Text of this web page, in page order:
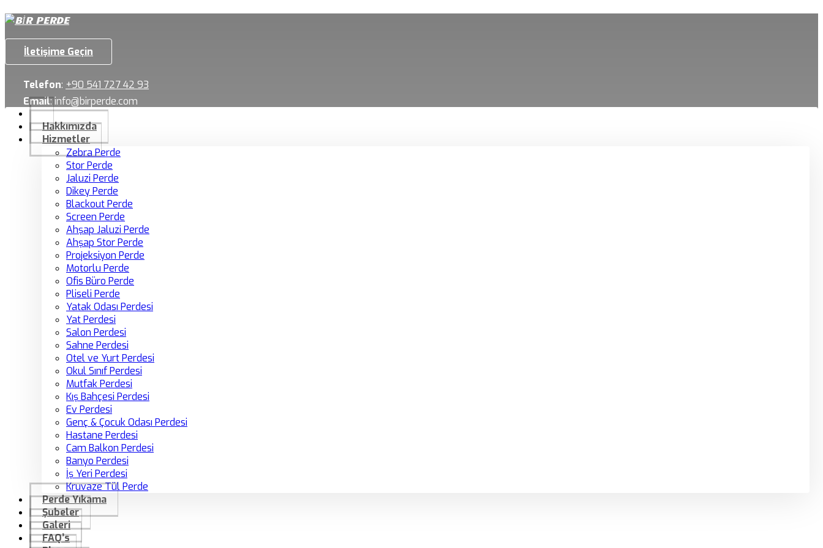
İletişime Geçin
Telefon: +90 541 727 42 93
Email:info@birperde.com
Hakkımızda
Hizmetler
Zebra Perde
Stor Perde
Jaluzi Perde
Dikey Perde
Blackout Perde
Screen Perde
Ahşap Jaluzi Perde
Ahşap Stor Perde
Projeksiyon Perde
Motorlu Perde
Ofis Büro Perde
Pliseli Perde
Yatak Odası Perdesi
Yat Perdesi
Salon Perdesi
Sahne Perdesi
Otel ve Yurt Perdesi
Okul Sınıf Perdesi
Mutfak Perdesi
Kış Bahçesi Perdesi
Ev Perdesi
Genç & Çocuk Odası Perdesi
Hastane Perdesi
Cam Balkon Perdesi
Banyo Perdesi
İş Yeri Perdesi
Kruvaze Tül Perde
Perde Yıkama
Şubeler
Galeri
FAQ’s